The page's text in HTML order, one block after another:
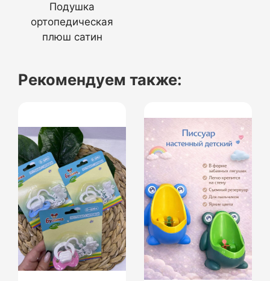
Подушка
ортопедическая
плюш сатин
Рекомендуем также: